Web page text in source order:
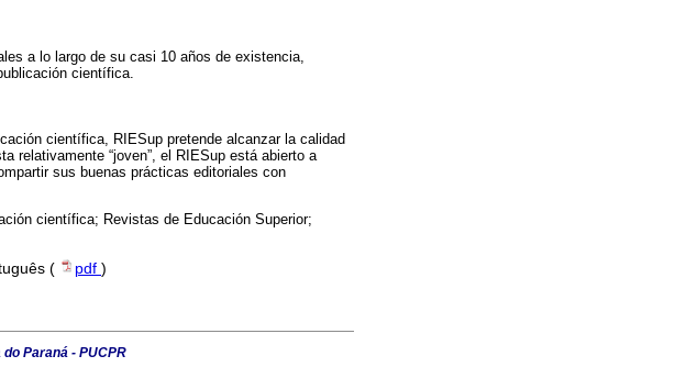
a lo largo de su casi 10 años de existencia,
científica.
científica, RIESup pretende alcanzar la calidad
relativamente “joven”, el RIESup está abierto a
sus buenas prácticas editoriales con
científica; Revistas de Educación Superior;
( pdf )
Paraná - PUCPR